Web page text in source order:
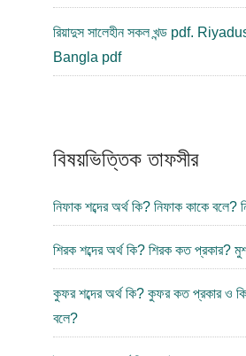
রিয়াদুস সালেহীন সকল খন্ড pdf.
Bangla pdf
বিষয়ভিত্তিক তাফসীর
নিফাক শব্দের অর্থ কি? নিফাক কাকে বলে?
শিরক শব্দের অর্থ কি? শিরক কত প্রকার?
কুফর শব্দের অর্থ কি? কুফর কত প্রকার ও
বলে?